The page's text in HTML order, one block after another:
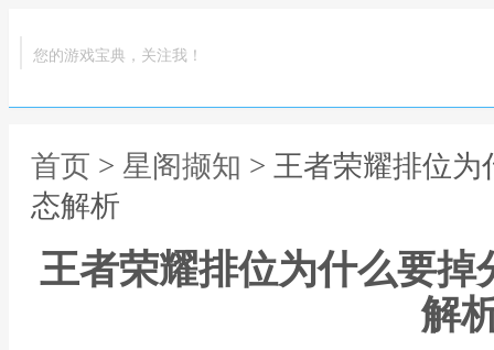
您的游戏宝典，关注我！
首页 > 星阁撷知 > 王者荣耀排位
态解析
王者荣耀排位为什么要掉
解